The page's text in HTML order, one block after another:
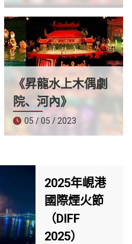
《昇龍水上木偶劇
院、河內》
05 / 05 / 2023
2025年峴港
國際煙火節
（DIFF
2025）